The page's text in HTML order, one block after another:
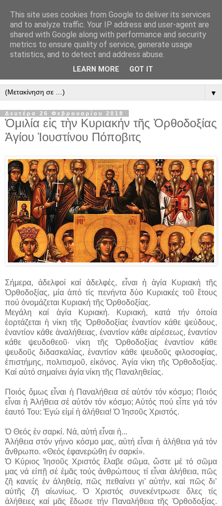
" Εξομολογεῖσθε τῶ Κυρίῳ
"
ὃτι ἀγαθός, ὃτι εἰς τόν αἰῶνα τό ἔλεος αὐτοῦ. Αλληλούϊα.
▼
Δευτέρα 26 Φεβρουαρίου 2018
Ὁμιλία εἰς τὴν Κυριακήν τῆς Ὀρθοδοξίας
Ἁγίου Ἰουστίνου Πόποβιτς
Σήμερα, ἀδελφοί καί ἀδελφές, εἶναι ἡ ἁγία Κυριακή τῆς
Ὀρθοδοξίας, μία ἀπό τίς πενήντα δύο Κυριακές τοῦ ἔτους
πού ὀνομάζεται Κυριακή τῆς Ὀρθοδοξίας.
Μεγάλη καί ἁγία Κυριακή. Κυριακή, κατά τήν ὁποία
ἑορτάζεται ἡ νίκη τῆς Ὀρθοδοξίας ἐναντίον κάθε ψεύδους,
ἐναντίον κάθε ἀναλήθειας, ἐναντίον κάθε αἱρέσεως, ἐναντίον
κάθε ψευδοθεοῦ· νίκη τῆς Ὀρθοδοξίας ἐναντίον κάθε
ψευδοῦς διδασκαλίας, ἐναντίον κάθε ψευδοῦς φιλοσοφίας,
ἐπιστήμης, πολιτισμοῦ, εἰκόνος. Ἁγία νίκη τῆς Ὀρθοδοξίας.
Καί αὐτό σημαίνει ἁγία νίκη τῆς Παναληθείας.
Ποιός ὅμως εἶναι ἡ Παναλήθεια σέ αὐτόν τόν κόσμο; Ποιός
εἶναι ἡ Ἀλήθεια σέ αὐτόν τόν κόσμο; Αὐτός πού εἶπε γιά τόν
ἑαυτό Του: Ἐγώ εἰμί ἡ ἀλήθεια! Ὁ Ἰησοῦς Χριστός.
Ὁ Θεός ἐν σαρκί. Νά, αὐτή εἶναι ἡ...
Ἀλήθεια στόν γήινο κόσμο μας, αὐτή εἶναι ἡ ἀλήθεια γιά τόν
ἄνθρωπο. «Θεός ἐφανερώθη ἐν σαρκί».
Ὁ Κύριος Ἰησοῦς Χριστός ἔλαβε σῶμα, ὥστε μέ τό σῶμα
μας νά εἰπῇ σέ ἐμᾶς τούς ἀνθρώπους τί εἶναι ἀλήθεια, πῶς
ζῆ κανείς ἐν ἀληθείᾳ, πῶς πεθαίνει γι’ αὐτήν, καί πῶς δι’
αὐτῆς ζῆ αἰωνίως. Ὁ Χριστός συνεκέντρωσε ὅλες τίς
ἀλήθειες καί μᾶς ἔδωσε τήν Παναλήθεια τῆς Ὀρθοδοξίας.
This site uses cookies from Google to deliver its services
and to analyze traffic. Your IP address and user-agent are
shared with Google along with performance and security
metrics to ensure quality of service, generate usage
statistics, and to detect and address abuse.
LEARN MORE GOT IT